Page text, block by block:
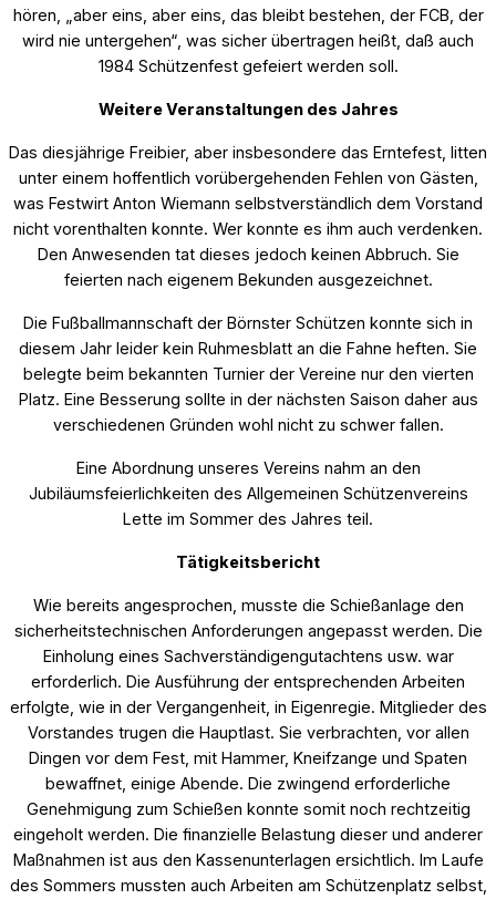
hören, „aber eins, aber eins, das bleibt bestehen, der FCB, der
wird nie untergehen“, was sicher übertragen heißt, daß auch
1984 Schützenfest gefeiert werden soll.
Weitere Veranstaltungen des Jahres
Das diesjährige Freibier, aber insbesondere das Erntefest, litten
unter einem hoffentlich vorübergehenden Fehlen von Gästen,
was Festwirt Anton Wiemann selbstverständlich dem Vorstand
nicht vorenthalten konnte. Wer konnte es ihm auch verdenken.
Den Anwesenden tat dieses jedoch keinen Abbruch. Sie
feierten nach eigenem Bekunden ausgezeichnet.
Die Fußballmannschaft der Börnster Schützen konnte sich in
diesem Jahr leider kein Ruhmesblatt an die Fahne heften. Sie
belegte beim bekannten Turnier der Vereine nur den vierten
Platz. Eine Besserung sollte in der nächsten Saison daher aus
verschiedenen Gründen wohl nicht zu schwer fallen.
Eine Abordnung unseres Vereins nahm an den
Jubiläumsfeierlichkeiten des Allgemeinen Schützenvereins
Lette im Sommer des Jahres teil.
Tätigkeitsbericht
Wie bereits angesprochen, musste die Schießanlage den
sicherheitstechnischen Anforderungen angepasst werden. Die
Einholung eines Sachverständigengutachtens usw. war
erforderlich. Die Ausführung der entsprechenden Arbeiten
erfolgte, wie in der Vergangenheit, in Eigenregie. Mitglieder des
Vorstandes trugen die Hauptlast. Sie verbrachten, vor allen
Dingen vor dem Fest, mit Hammer, Kneifzange und Spaten
bewaffnet, einige Abende. Die zwingend erforderliche
Genehmigung zum Schießen konnte somit noch rechtzeitig
eingeholt werden. Die finanzielle Belastung dieser und anderer
Maßnahmen ist aus den Kassenunterlagen ersichtlich. Im Laufe
des Sommers mussten auch Arbeiten am Schützenplatz selbst,